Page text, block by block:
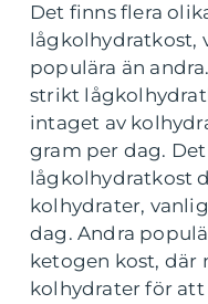
Det finns flera
lågkolhydratkost,
populära än
strikt
intaget av
gram per dag.
lågkolhydratkost
kolhydrater,
dag. Andra
ketogen kost, där
kolhydrater för